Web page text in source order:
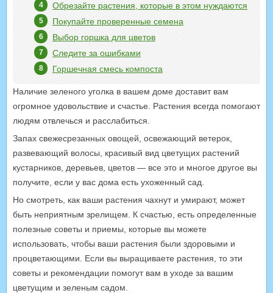
Обрезайте растения, которые в этом нуждаются
Покупайте проверенные семена
Выбор горшка для цветов
Следите за ошибками
Горшечная смесь компоста
Наличие зеленого уголка в вашем доме доставит вам
огромное удовольствие и счастье. Растения всегда помогают
людям отвлечься и расслабиться.
Запах свежесрезанных овощей, освежающий ветерок,
развевающий волосы, красивый вид цветущих растений
кустарников, деревьев, цветов — все это и многое другое вы
получите, если у вас дома есть ухоженный сад.
Но смотреть, как ваши растения чахнут и умирают, может
быть неприятным зрелищем. К счастью, есть определенные
полезные советы и приемы, которые вы можете
использовать, чтобы ваши растения были здоровыми и
процветающими. Если вы выращиваете растения, то эти
советы и рекомендации помогут вам в уходе за вашим
цветущим и зеленым садом.